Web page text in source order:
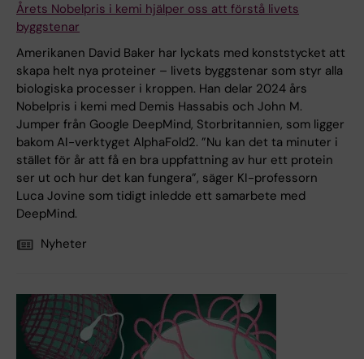
Årets Nobelpris i kemi hjälper oss att förstå livets
byggstenar
Amerikanen David Baker har lyckats med konststycket att
skapa helt nya proteiner – livets byggstenar som styr alla
biologiska processer i kroppen. Han delar 2024 års
Nobelpris i kemi med Demis Hassabis och John M.
Jumper från Google DeepMind, Storbritannien, som ligger
bakom AI-verktyget AlphaFold2. ”Nu kan det ta minuter i
stället för år att få en bra uppfattning av hur ett protein
ser ut och hur det kan fungera”, säger KI-professorn
Luca Jovine som tidigt inledde ett samarbete med
DeepMind.
Nyheter